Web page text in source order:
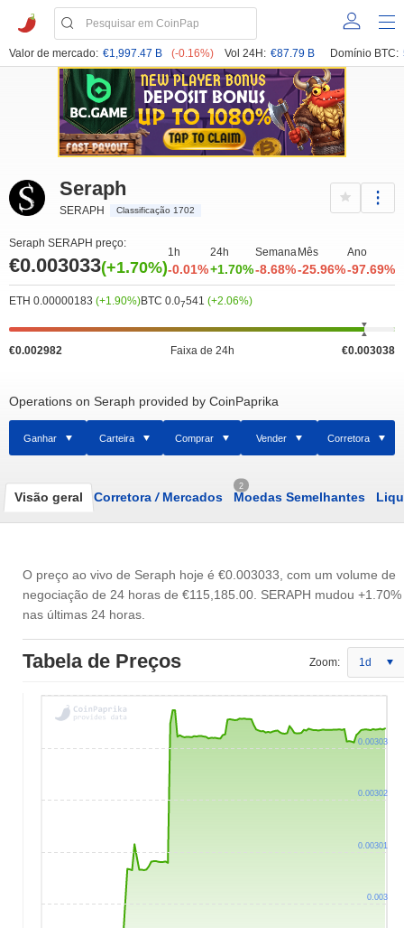
Valor de mercado: €1,997.47 B (-0.16%) Vol 24H: €87.79 B Domínio BTC:
Seraph
SERAPH Classificação 1702
Seraph SERAPH preço:
€0.003033(+1.70%)
1h
-0.01%
24h
+1.70%
Semana
-8.68%
Mês
-25.96%
Ano
-97.69%
ETH 0.00000183 (+1.90%)BTC 0.07541 (+2.06%)
€0.002982 Faixa de 24h €0.003038
Operations on Seraph provided by CoinPaprika
Ganhar Carteira Comprar Vender Corretora
Visão geral Corretora /Mercados
2
Moedas Semelhantes
O preço ao vivo de Seraph hoje é €0.003033 , com um volume de
negociação de 24 horas de €115,185.00 . SERAPH mudou +1.70%
nas últimas 24 horas.
Tabela de Preços Zoom: 1d
0.003
0.00301
0.00302
0.00303